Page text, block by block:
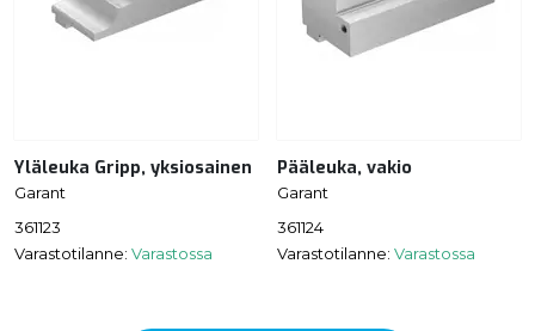
Yläleuka Gripp, yksiosainen
Garant
361123
Varastotilanne: Varastossa
Pääleuka, vakio
Garant
361124
Varastotilanne: Varastossa